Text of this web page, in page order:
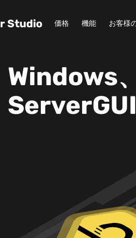
Studio 価格 機能 お客様
Windows